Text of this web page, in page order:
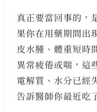
真正要當回事的，
果你在用藥期間出
皮水腫、體重短時
異常疲倦或喘，這
電解質、水分已經
告訴醫師你最近吃